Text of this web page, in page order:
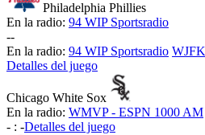
Philadelphia Phillies
En la radio: 94 WIP Sportsradio
--
En la radio: 94 WIP Sportsradio
Detalles del juego
Chicago White Sox
En la radio: WMVP - ESPN 1000 AM
- : -Detalles del juego